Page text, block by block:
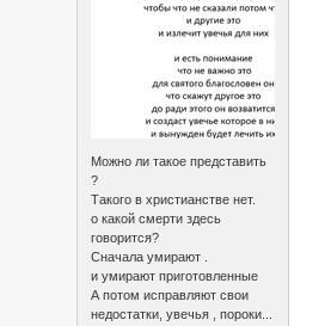
Можно ли такое представить
?
Такого в христианстве нет.
о какой смерти здесь
говорится?
Сначала умирают .
и умирают приготовленные
А потом исправляют свои
недостатки, увечья , пороки...